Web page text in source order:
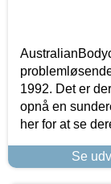
1992. Det er
opnå en
her for at se
Se